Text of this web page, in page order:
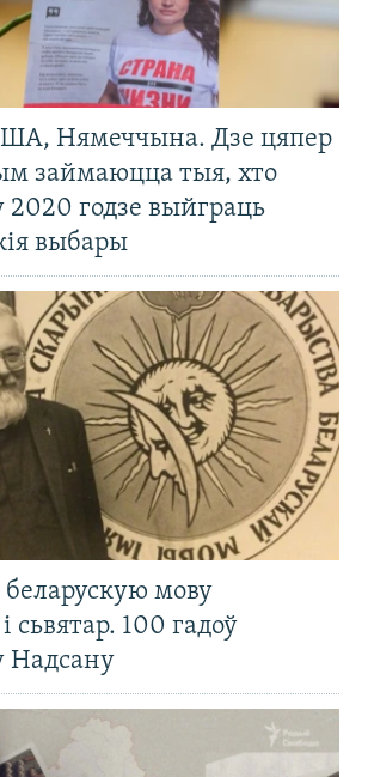
Нямеччына. Дзе цяпер
займаюцца тыя, хто
2020 годзе выйграць
выбары
мову
сьвятар. 100 гадоў
Надсану